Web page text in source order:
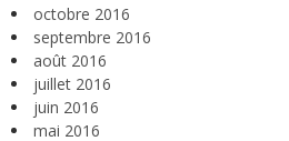
octobre 2016
septembre 2016
août 2016
juillet 2016
juin 2016
mai 2016